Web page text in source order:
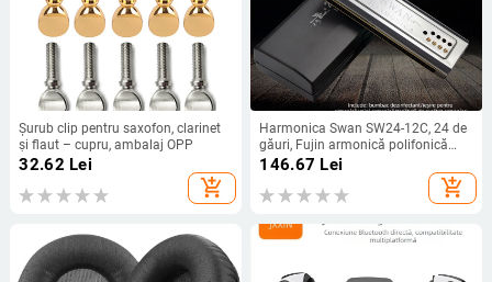
Șurub clip pentru saxofon, clarinet
și flaut – cupru, ambalaj OPP
32.62 Lei
add_shopping_cart
Harmonica Swan SW24-12C, 24 de
găuri, Fujin armonică polifonică
dublă, capac cromat din cupru,
146.67 Lei
add_shopping_cart